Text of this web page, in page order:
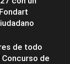
de todo
de